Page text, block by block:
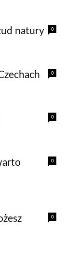
0
natury
0
0
0
0